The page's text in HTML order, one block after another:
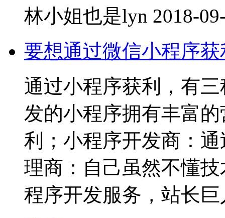
林小姐也是lyn 2018-
要想通过微信小程序
通过小程序获利，有
发的小程序拥有丰富
利；小程序开发商：
理商：自己虽然不懂
程序开发服务，站长